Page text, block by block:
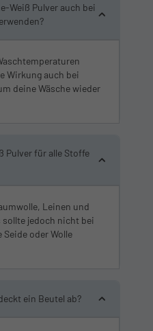
Weiß Pulver auch bei
Wirkung auch bei
deine Wäsche wieder
Pulver für alle Stoffe
Leinen und
sollte jedoch nicht bei
oder Wolle
ein Beutel ab?